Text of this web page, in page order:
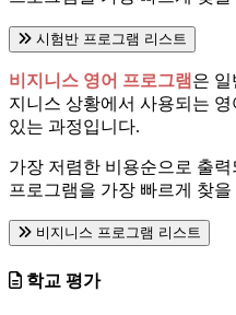
시험반 프로그램 리스트
비지니스 영어 프로그램 은 일
지니스 상황에서 사용되는
있는 과정입니다.
가장 저렴한 비용순으로 출
프로그램을 가장 빠르게 찾을
비지니스 프로그램 리스트
학교 평가